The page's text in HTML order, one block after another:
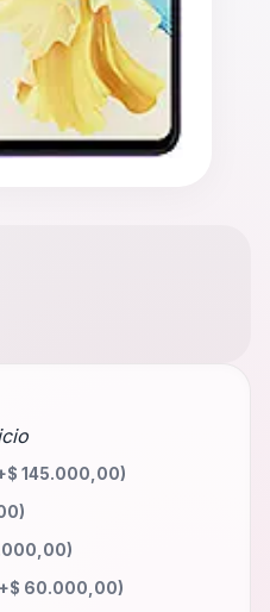
$ 145.000,00)
)
)
$ 60.000,00)